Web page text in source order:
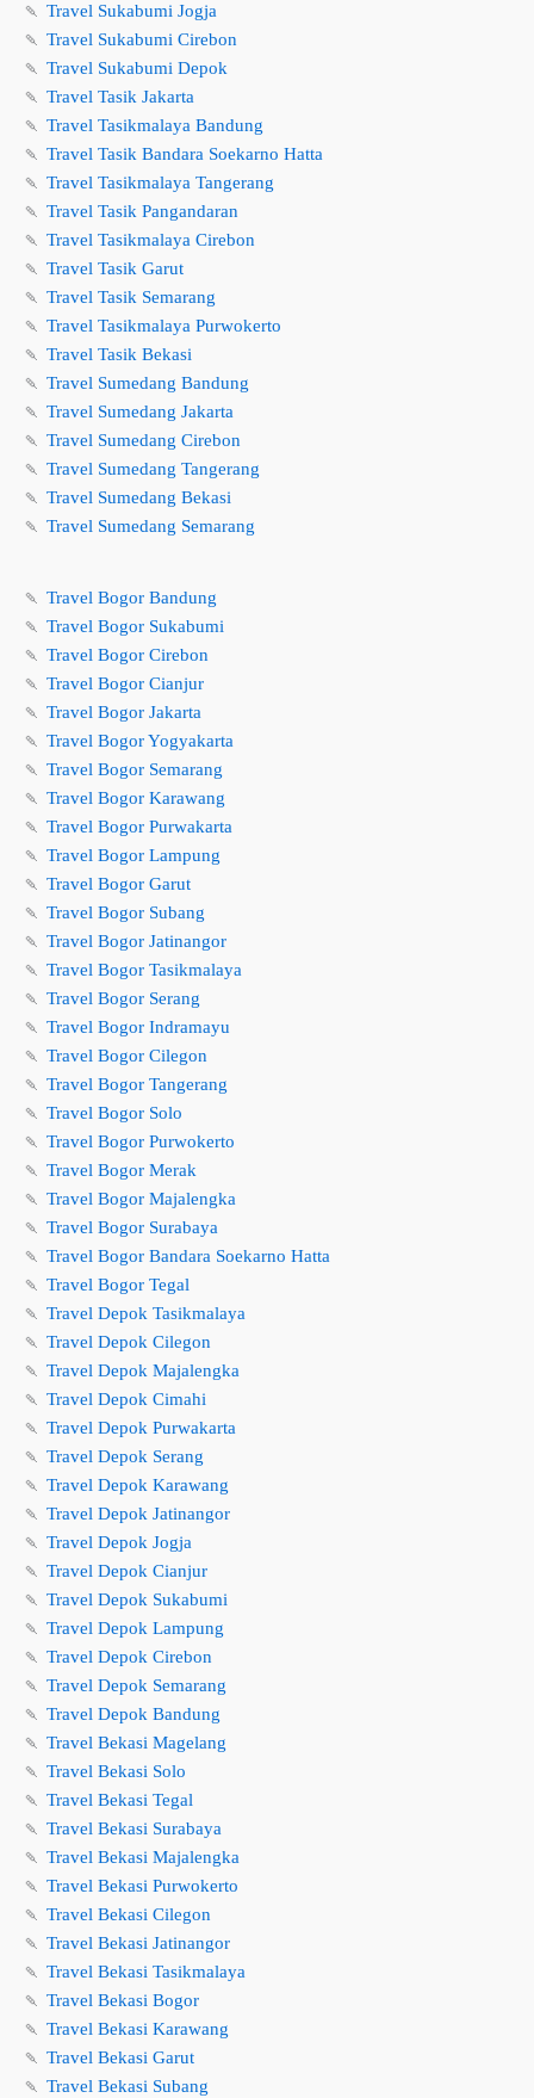
🍡 Travel Sukabumi Jogja
🍡 Travel Sukabumi Cirebon
🍡 Travel Sukabumi Depok
🍡 Travel Tasik Jakarta
🍡 Travel Tasikmalaya Bandung
🍡 Travel Tasik Bandara Soekarno Hatta
🍡 Travel Tasikmalaya Tangerang
🍡 Travel Tasik Pangandaran
🍡 Travel Tasikmalaya Cirebon
🍡 Travel Tasik Garut
🍡 Travel Tasik Semarang
🍡 Travel Tasikmalaya Purwokerto
🍡 Travel Tasik Bekasi
🍡 Travel Sumedang Bandung
🍡 Travel Sumedang Jakarta
🍡 Travel Sumedang Cirebon
🍡 Travel Sumedang Tangerang
🍡 Travel Sumedang Bekasi
🍡 Travel Sumedang Semarang
🍡 Travel Bogor Bandung
🍡 Travel Bogor Sukabumi
🍡 Travel Bogor Cirebon
🍡 Travel Bogor Cianjur
🍡 Travel Bogor Jakarta
🍡 Travel Bogor Yogyakarta
🍡 Travel Bogor Semarang
🍡 Travel Bogor Karawang
🍡 Travel Bogor Purwakarta
🍡 Travel Bogor Lampung
🍡 Travel Bogor Garut
🍡 Travel Bogor Subang
🍡 Travel Bogor Jatinangor
🍡 Travel Bogor Tasikmalaya
🍡 Travel Bogor Serang
🍡 Travel Bogor Indramayu
🍡 Travel Bogor Cilegon
🍡 Travel Bogor Tangerang
🍡 Travel Bogor Solo
🍡 Travel Bogor Purwokerto
🍡 Travel Bogor Merak
🍡 Travel Bogor Majalengka
🍡 Travel Bogor Surabaya
🍡 Travel Bogor Bandara Soekarno Hatta
🍡 Travel Bogor Tegal
🍡 Travel Depok Tasikmalaya
🍡 Travel Depok Cilegon
🍡 Travel Depok Majalengka
🍡 Travel Depok Cimahi
🍡 Travel Depok Purwakarta
🍡 Travel Depok Serang
🍡 Travel Depok Karawang
🍡 Travel Depok Jatinangor
🍡 Travel Depok Jogja
🍡 Travel Depok Cianjur
🍡 Travel Depok Sukabumi
🍡 Travel Depok Lampung
🍡 Travel Depok Cirebon
🍡 Travel Depok Semarang
🍡 Travel Depok Bandung
🍡 Travel Bekasi Magelang
🍡 Travel Bekasi Solo
🍡 Travel Bekasi Tegal
🍡 Travel Bekasi Surabaya
🍡 Travel Bekasi Majalengka
🍡 Travel Bekasi Purwokerto
🍡 Travel Bekasi Cilegon
🍡 Travel Bekasi Jatinangor
🍡 Travel Bekasi Tasikmalaya
🍡 Travel Bekasi Bogor
🍡 Travel Bekasi Karawang
🍡 Travel Bekasi Garut
🍡 Travel Bekasi Subang